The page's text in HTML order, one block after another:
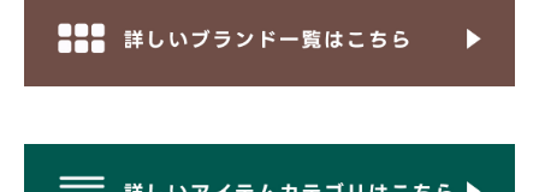
なるもの。そしてエコバッグとポーチも付属されている。さらに
取り外しできるキーフックも設置。トートバッグの持ち手に加